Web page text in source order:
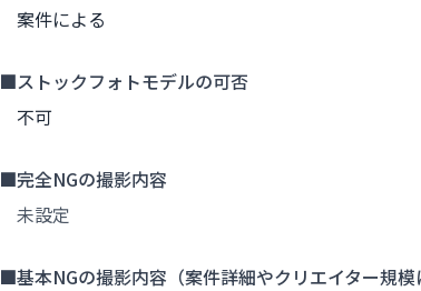
案件による
■ストックフォトモデルの可否
不可
■完全NGの撮影内容
未設定
■基本NGの撮影内容（案件詳細やクリエイター規模